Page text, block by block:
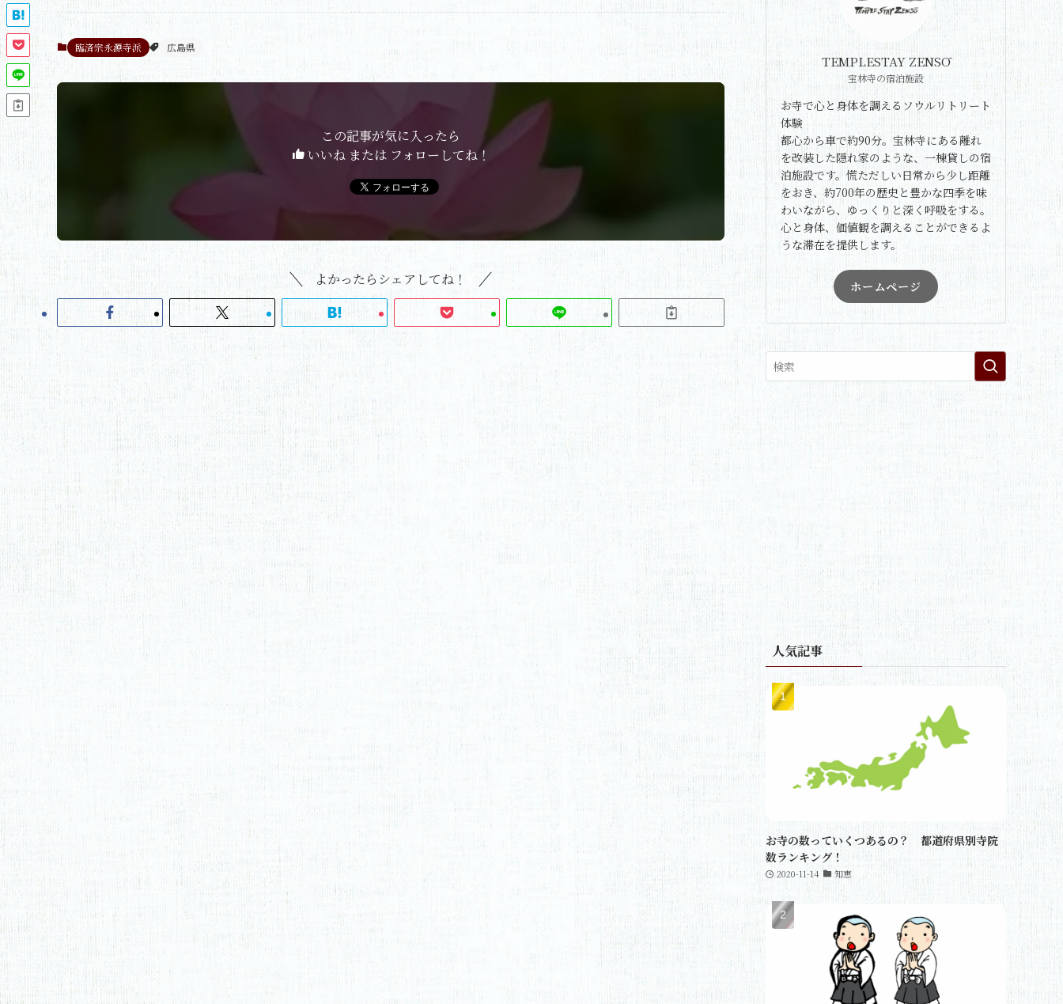
臨済宗永源寺派 広島県
この記事が気に入ったら
いいね または フォローしてね！
よかったらシェアしてね！
TEMPLESTAY ZENSŌ
宝林寺の宿泊施設
お寺で心と身体を調えるソウルリトリート
体験
都心から車で約90分。宝林寺にある離れ
を改装した隠れ家のような、一棟貸しの宿
泊施設です。慌ただしい日常から少し距離
をおき、約700年の歴史と豊かな四季を味
わいながら、ゆっくりと深く呼吸をする。
心と身体、価値観を調えることができるよ
うな滞在を提供します。
ホームページ
人気記事
お寺の数っていくつあるの？ 都道府県別寺院
数ランキング！
2020-11-14 知恵